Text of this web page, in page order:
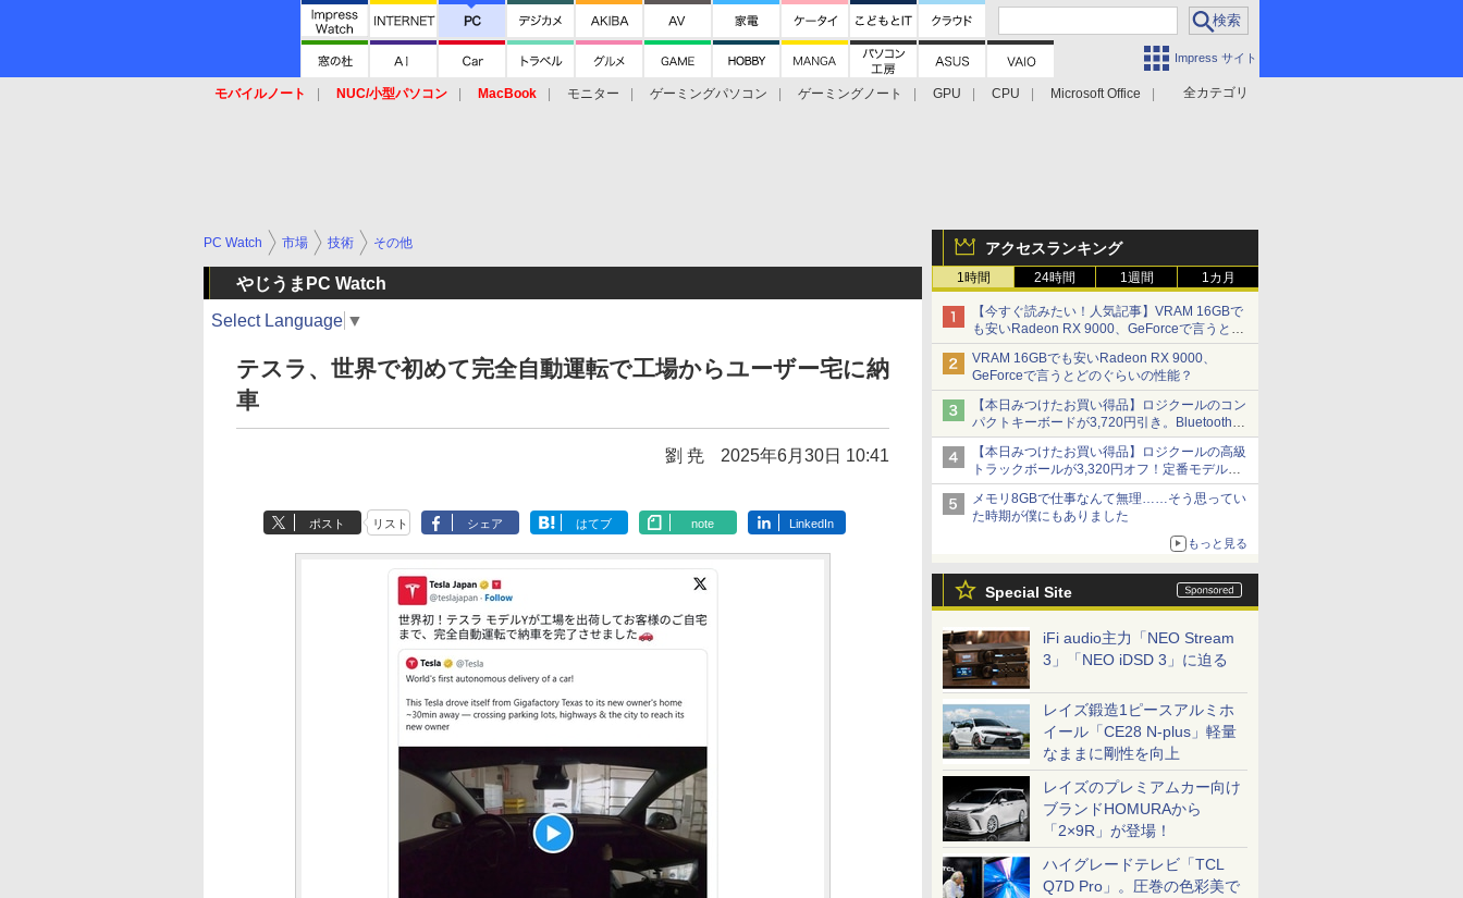
Impress サイト
全カテゴリ
モバイルノート NUC/小型パソコン MacBook モニター ゲーミングパソコン ゲーミングノート GPU CPU
Microsoft Office
アクセスランキング
1時間 24時間 1週間 1カ月
【今すぐ読みたい！人気記事】VRAM 16GBで
も安いRadeon RX 9000、GeForceで言うとど
のぐらいの性能？ - PC Watch
VRAM 16GBでも安いRadeon RX 9000、
GeForceで言うとどのぐらいの性能？
【本日みつけたお買い得品】ロジクールのコン
パクトキーボードが3,720円引き。Bluetoothで3
台接続対応
【本日みつけたお買い得品】ロジクールの高級
トラックボールが3,320円オフ！定番モデルも
5,280円に割引中
メモリ8GBで仕事なんて無理……そう思ってい
た時期が僕にもありました
もっと見る
Special Site
iFi audio主力「NEO Stream
3」「NEO iDSD 3」に迫る
レイズ鍛造1ピースアルミホ
イール「CE28 N-plus」軽量
なままに剛性を向上
レイズのプレミアムカー向け
ブランドHOMURAから
「2×9R」が登場！
ハイグレードテレビ「TCL
Q7D Pro」。圧巻の色彩美で
PC Watch 市場 技術 その他
やじうまPC Watch
Select Language ▼
テスラ、世界で初めて完全自動運転で工場からユーザー宅に納
車
劉 尭 2025年6月30日 10:41
ポスト リスト シェア はてブ note LinkedIn